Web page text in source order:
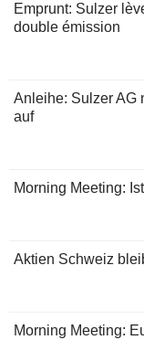
Emprunt: Sulzer
double émission
Anleihe: Sulzer AG
auf
Morning Meeting:
Aktien Schweiz
Morning Meeting: